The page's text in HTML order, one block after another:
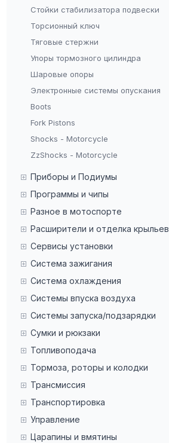
Стойки стабилизатора подвески
Торсионный ключ
Тяговые стержни
Упоры тормозного цилиндра
Шаровые опоры
Электронные системы опускания
Boots
Fork Pistons
Shocks - Motorcycle
ZzShocks - Motorcycle
Приборы и Подиумы
Программы и чипы
Разное в мотоспорте
Расширители и отделка крыльев
Сервисы установки
Система зажигания
Система охлаждения
Системы впуска воздуха
Системы запуска/подзарядки
Сумки и рюкзаки
Топливоподача
Тормоза, роторы и колодки
Трансмиссия
Транспортировка
Управление
Царапины и вмятины